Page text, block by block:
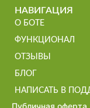
НАВИГАЦИЯ
О БОТЕ
ФУНКЦИОНАЛ
ОТЗЫВЫ
БЛОГ
НАПИСАТЬ В